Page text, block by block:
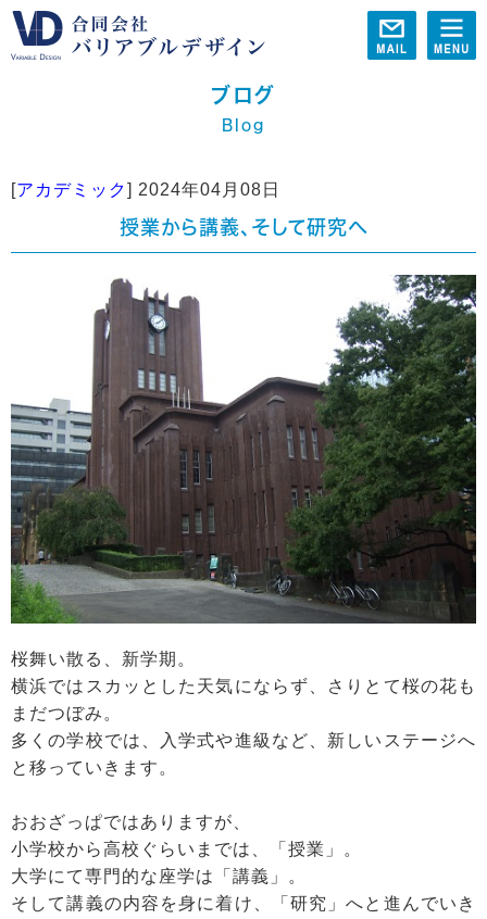
ブログ
Blog
[アカデミック] 2024年04月08日
授業から講義、そして研究へ
桜舞い散る、新学期。
横浜ではスカッとした天気にならず、さりとて桜の花も
まだつぼみ。
多くの学校では、入学式や進級など、新しいステージへ
と移っていきます。
おおざっぱではありますが、
小学校から高校ぐらいまでは、「授業」。
大学にて専門的な座学は「講義」。
そして講義の内容を身に着け、「研究」へと進んでいき